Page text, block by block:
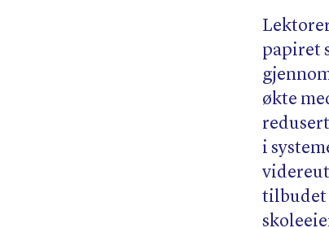
papiret
økte
i
tilbudet